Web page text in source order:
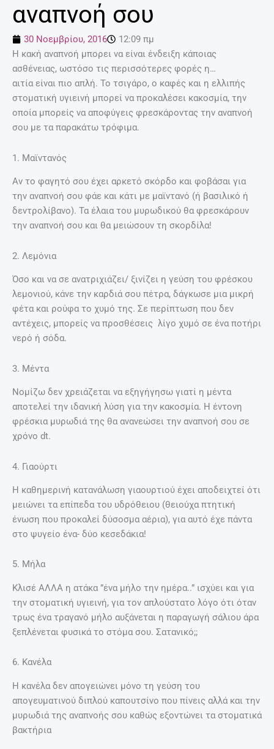
αναπνοή σου
30 Νοεμβρίου, 2016
12:09 πμ
Η κακή αναπνοή μπορει να είναι ένδειξη κάποιας
ασθένειας, ωστόσο τις περισσότερες φορές η…
αιτία είναι πιο απλή. Το τσιγάρο, ο καφές και η ελλιπής
στοματική υγιεινή μπορεί να προκαλέσει κακοσμία, την
οποία μπορείς να αποφύγεις φρεσκάροντας την αναπνοή
σου με τα παρακάτω τρόφιμα.
1. Μαϊντανός
Αν το φαγητό σου έχει αρκετό σκόρδο και φοβάσαι για
την αναπνοή σου φάε και κάτι με μαϊντανό (ή βασιλικό ή
δεντρολίβανο). Τα έλαια του μυρωδικού θα φρεσκάρουν
την αναπνοή σου και θα μειώσουν τη σκορδίλα!
2. Λεμόνια
Όσο και να σε ανατριχιάζει/ ξινίζει η γεύση του φρέσκου
λεμονιού, κάνε την καρδιά σου πέτρα, δάγκωσε μια μικρή
φέτα και ρούφα το χυμό της. Σε περίπτωση που δεν
αντέχεις, μπορείς να προσθέσεις λίγο χυμό σε ένα ποτήρι
νερό ή σόδα.
3. Μέντα
Νομίζω δεν χρειάζεται να εξηγήγησω γιατί η μέντα
αποτελεί την ιδανική λύση για την κακοσμία. Η έντονη
φρέσκια μυρωδιά της θα ανανεώσει την αναπνοή σου σε
χρόνο dt.
4. Γιαούρτι
Η καθημερινή κατανάλωση γιαουρτιού έχει αποδειχτεί ότι
μειώνει τα επίπεδα του υδρόθειου (θειούχα πτητική
ένωση που προκαλεί δύσοσμα αέρια), για αυτό έχε πάντα
στο ψυγείο ένα- δύο κεσεδάκια!
5. Μήλα
Κλισέ ΑΛΛΑ η ατάκα ”ένα μήλο την ημέρα..” ισχύει και για
την στοματική υγιεινή, για τον απλούστατο λόγο ότι όταν
τρως ένα τραγανό μήλο αυξάνεται η παραγωγή σάλιου άρα
ξεπλένεται φυσικά το στόμα σου. Σατανικό;;
6. Κανέλα
Η κανέλα δεν απογειώνει μόνο τη γεύση του
απογευματινού διπλού καπουτσίνο που πίνεις αλλά και την
μυρωδιά της αναπνοής σου καθώς εξοντώνει τα στοματικά
βακτήρια